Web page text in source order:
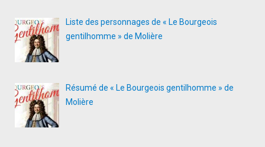
Liste des personnages de « Le Bourgeois
gentilhomme » de Molière
Résumé de « Le Bourgeois gentilhomme » de
Molière